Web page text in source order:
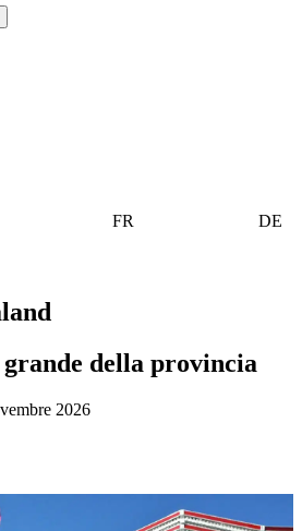
FR
DE
della provincia
2026